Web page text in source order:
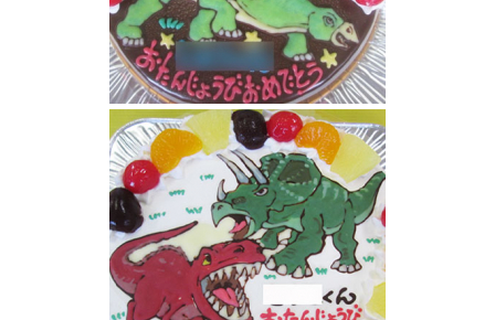
恐竜ステゴザウルスケーキ